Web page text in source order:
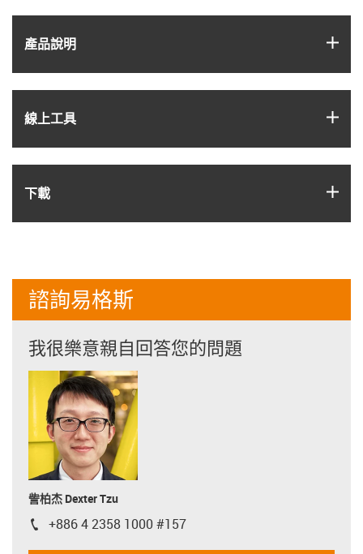
產品說明
線上工具
下載
諮詢易格斯
我很樂意親自回答您的問題
訾柏杰 Dexter Tzu
igus-icon-phone
+886 4 2358 1000 #157